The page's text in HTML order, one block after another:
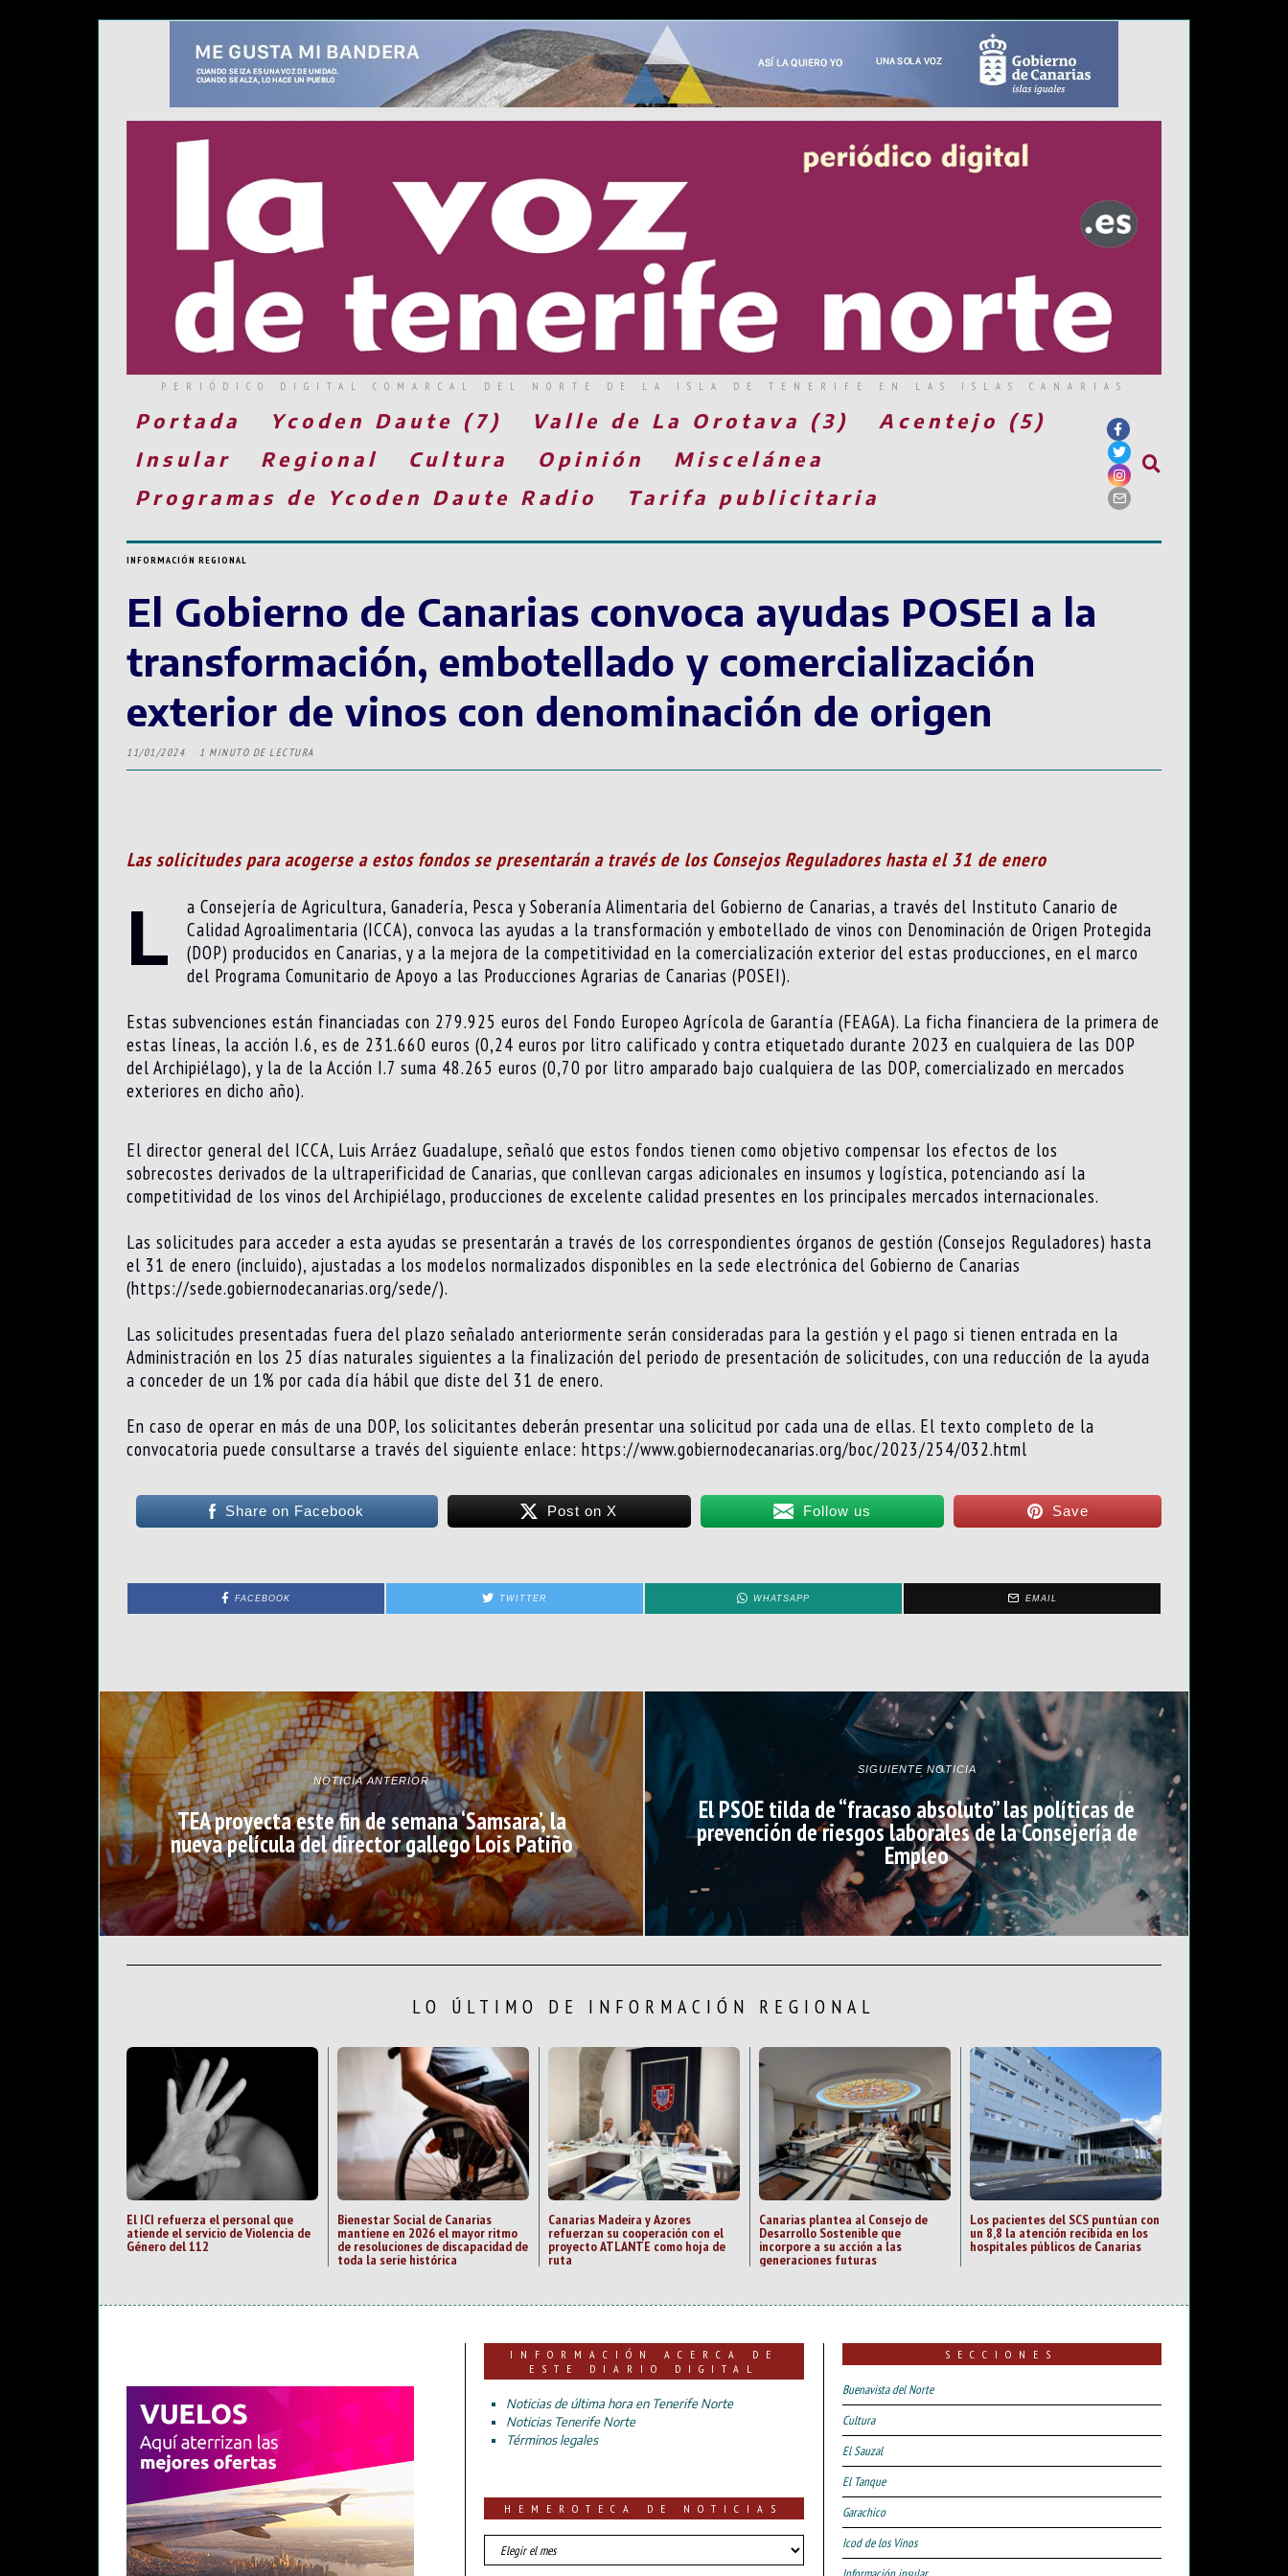
PERIÓDICO DIGITAL COMARCAL DEL NORTE DE LA ISLA DE TENERIFE EN LAS ISLAS CANARIAS
Portada Ycoden Daute (7) Valle de La Orotava (3)
Acentejo (5)
Insular
Regional Cultura Opinión
Miscelánea
Programas de Ycoden Daute Radio
Tarifa publicitaria
INFORMACIÓN REGIONAL
El Gobierno de Canarias convoca ayudas POSEI a la
transformación, embotellado y comercialización
exterior de vinos con denominación de origen
11/01/2024 1 MINUTO DE LECTURA
Las solicitudes para acogerse a estos fondos se presentarán a través de los Consejos Reguladores hasta el 31 de enero
L
a Consejería de Agricultura, Ganadería, Pesca y Soberanía Alimentaria del Gobierno de Canarias, a través del Instituto Canario de
Calidad Agroalimentaria (ICCA), convoca las ayudas a la transformación y embotellado de vinos con Denominación de Origen Protegida
(DOP) producidos en Canarias, y a la mejora de la competitividad en la comercialización exterior del estas producciones, en el marco
del Programa Comunitario de Apoyo a las Producciones Agrarias de Canarias (POSEI).
Estas subvenciones están financiadas con 279.925 euros del Fondo Europeo Agrícola de Garantía (FEAGA). La ficha financiera de la primera de
estas líneas, la acción I.6, es de 231.660 euros (0,24 euros por litro calificado y contra etiquetado durante 2023 en cualquiera de las DOP
del Archipiélago), y la de la Acción I.7 suma 48.265 euros (0,70 por litro amparado bajo cualquiera de las DOP, comercializado en mercados
exteriores en dicho año).
El director general del ICCA, Luis Arráez Guadalupe, señaló que estos fondos tienen como objetivo compensar los efectos de los
sobrecostes derivados de la ultraperificidad de Canarias, que conllevan cargas adicionales en insumos y logística, potenciando así la
competitividad de los vinos del Archipiélago, producciones de excelente calidad presentes en los principales mercados internacionales.
Las solicitudes para acceder a esta ayudas se presentarán a través de los correspondientes órganos de gestión (Consejos Reguladores) hasta
el 31 de enero (incluido), ajustadas a los modelos normalizados disponibles en la sede electrónica del Gobierno de Canarias
(https://sede.gobiernodecanarias.org/sede/).
Las solicitudes presentadas fuera del plazo señalado anteriormente serán consideradas para la gestión y el pago si tienen entrada en la
Administración en los 25 días naturales siguientes a la finalización del periodo de presentación de solicitudes, con una reducción de la ayuda
a conceder de un 1% por cada día hábil que diste del 31 de enero.
En caso de operar en más de una DOP, los solicitantes deberán presentar una solicitud por cada una de ellas. El texto completo de la
convocatoria puede consultarse a través del siguiente enlace: https://www.gobiernodecanarias.org/boc/2023/254/032.html
Share on Facebook Post on X Follow us Save
FACEBOOK TWITTER WHATSAPP EMAIL
NOTICIA ANTERIOR
TEA proyecta este fin de semana ‘Samsara’, la
nueva película del director gallego Lois Patiño
SIGUIENTE NOTICIA
El PSOE tilda de “fracaso absoluto” las políticas de
prevención de riesgos laborales de la Consejería de
Empleo
LO ÚLTIMO DE INFORMACIÓN REGIONAL
El ICI refuerza el personal que
atiende el servicio de Violencia de
Género del 112
Bienestar Social de Canarias
mantiene en 2026 el mayor ritmo
de resoluciones de discapacidad de
toda la serie histórica
Canarias Madeira y Azores
refuerzan su cooperación con el
proyecto ATLANTE como hoja de
ruta
Canarias plantea al Consejo de
Desarrollo Sostenible que
incorpore a su acción a las
generaciones futuras
Los pacientes del SCS puntúan con
un 8,8 la atención recibida en los
hospitales públicos de Canarias
INFORMACIÓN ACERCA DE
ESTE DIARIO DIGITAL
Noticias de última hora en Tenerife Norte
Noticias Tenerife Norte
Términos legales
HEMEROTECA DE NOTICIAS
HEMEROTECA
DE
SECCIONES
Buenavista del Norte
Cultura
El Sauzal
El Tanque
Garachico
Icod de los Vinos